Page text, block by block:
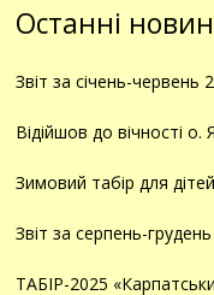
Останні
Звіт за січень-червень
Відійшов до вічності
Зимовий табір для дітей
Звіт за серпень-
ТАБІР-2025